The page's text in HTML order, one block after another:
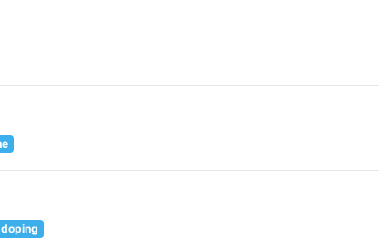
ISS